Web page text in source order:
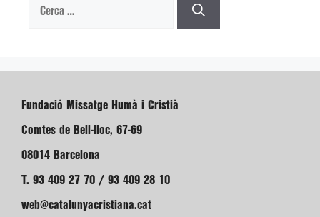
Cerca:
Fundació Missatge Humà i Cristià
Comtes de Bell-lloc, 67-69
08014 Barcelona
T. 93 409 27 70 / 93 409 28 10
web@catalunyacristiana.cat